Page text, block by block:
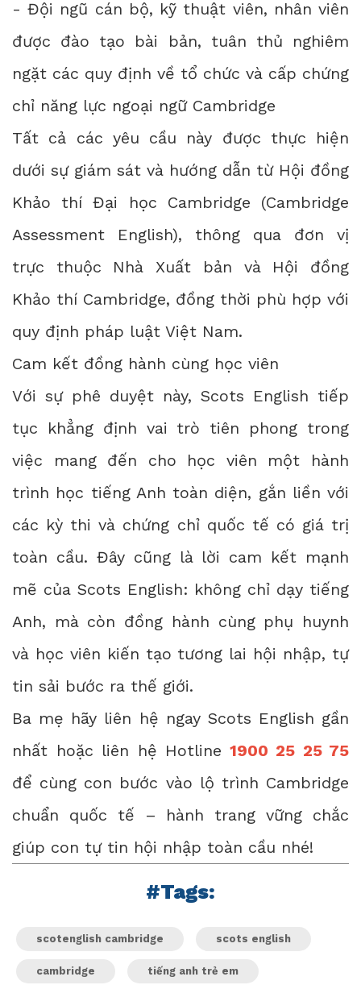
- Đội ngũ cán bộ, kỹ thuật viên, nhân viên
được đào tạo bài bản, tuân thủ nghiêm
ngặt các quy định về tổ chức và cấp chứng
chỉ năng lực ngoại ngữ Cambridge
Tất cả các yêu cầu này được thực hiện
dưới sự giám sát và hướng dẫn từ Hội đồng
Khảo thí Đại học Cambridge (Cambridge
Assessment English), thông qua đơn vị
trực thuộc Nhà Xuất bản và Hội đồng
Khảo thí Cambridge, đồng thời phù hợp với
quy định pháp luật Việt Nam.
Cam kết đồng hành cùng học viên
Với sự phê duyệt này, Scots English tiếp
tục khẳng định vai trò tiên phong trong
việc mang đến cho học viên một hành
trình học tiếng Anh toàn diện, gắn liền với
các kỳ thi và chứng chỉ quốc tế có giá trị
toàn cầu. Đây cũng là lời cam kết mạnh
mẽ của Scots English: không chỉ dạy tiếng
Anh, mà còn đồng hành cùng phụ huynh
và học viên kiến tạo tương lai hội nhập, tự
tin sải bước ra thế giới.
Ba mẹ hãy liên hệ ngay Scots English gần
nhất hoặc liên hệ Hotline 1900 25 25 75
để cùng con bước vào lộ trình Cambridge
chuẩn quốc tế – hành trang vững chắc
giúp con tự tin hội nhập toàn cầu nhé!
#Tags:
scotenglish cambridge scots english
cambridge tiếng anh trẻ em